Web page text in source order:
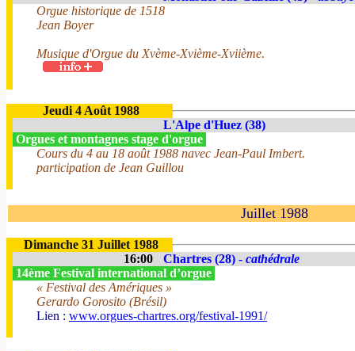
Orgue historique de 1518
Jean Boyer
Musique d'Orgue du Xvème-Xvième-Xviième.
Jeudi 4 Août 1988
L'Alpe d'Huez (38)
Orgues et montagnes stage d'orgue
Cours du 4 au 18 août 1988 navec Jean-Paul Imbert.
participation de Jean Guillou
Juillet 1988
Dimanche 31 Juillet 1988
16:00
Chartres (28) - cathédrale
14ème Festival international d’orgue
« Festival des Amériques »
Gerardo Gorosito (Brésil)
Lien : www.orgues-chartres.org/festival-1991/